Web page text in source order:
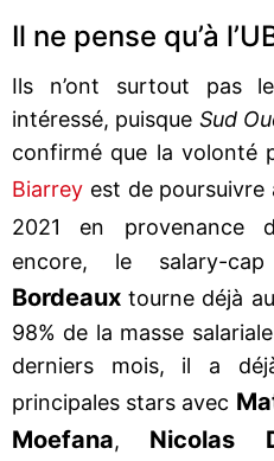
Il ne pense qu’à
Ils n’ont surtout pas
intéressé, puisque Sud
confirmé que la volonté
Biarrey est de poursuivre
2021 en provenance
encore, le salary-
Bordeauxtourne déjà
98% de la masse
derniers mois, il a
principales stars avec
Moefana, Nicolas